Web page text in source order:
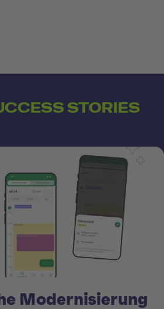
Media Link 1
STORIES
Modernisierung